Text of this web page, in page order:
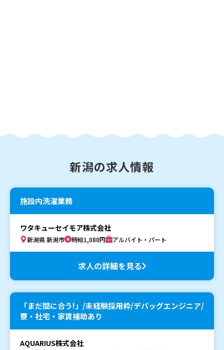
新潟の求人情報
施設内洗濯業務
ワタキューセイモア株式会社
新潟県 新潟市 時給1,080円 アルバイト・パート
求人の詳細を見る
「まだ間に合う!」/未経験採用枠/デバッグエンジニア/
寮・社宅・家賃補助あり
AQUARIUS株式会社